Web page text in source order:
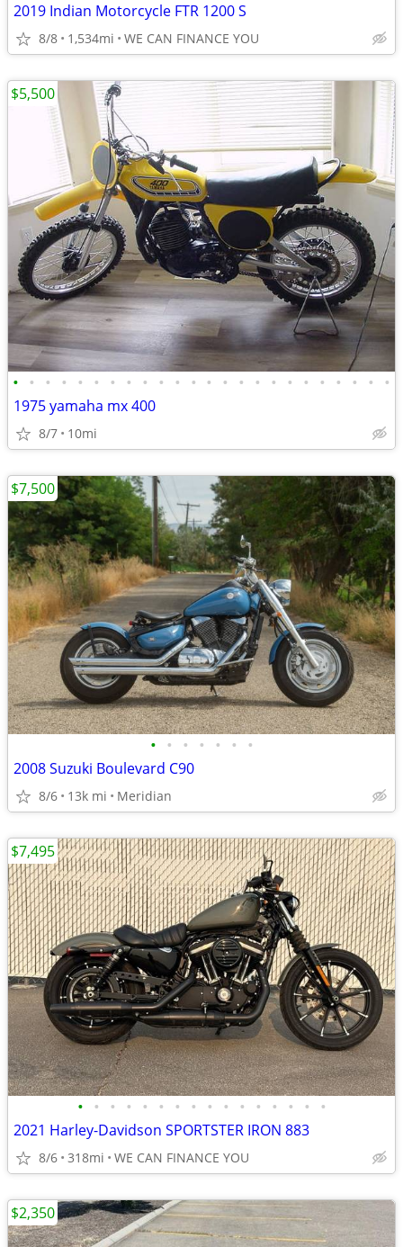
2019 Indian Motorcycle FTR 1200 S
8/8 1,534mi WE CAN FINANCE YOU
• • • • • • • • • • • • • • • • • • • • • • • •
1975 yamaha mx 400
8/7 10mi
$5,500
• • • • • • •
2008 Suzuki Boulevard C90
8/6 13k mi Meridian
$7,500
• • • • • • • • • • • • • • • •
2021 Harley-Davidson SPORTSTER IRON 883
8/6 318mi WE CAN FINANCE YOU
$7,495
$2,350